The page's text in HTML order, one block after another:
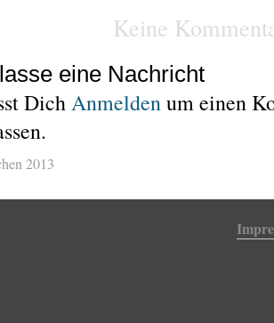
Keine
eine Nachricht
DichAnmeldenum einen
2013